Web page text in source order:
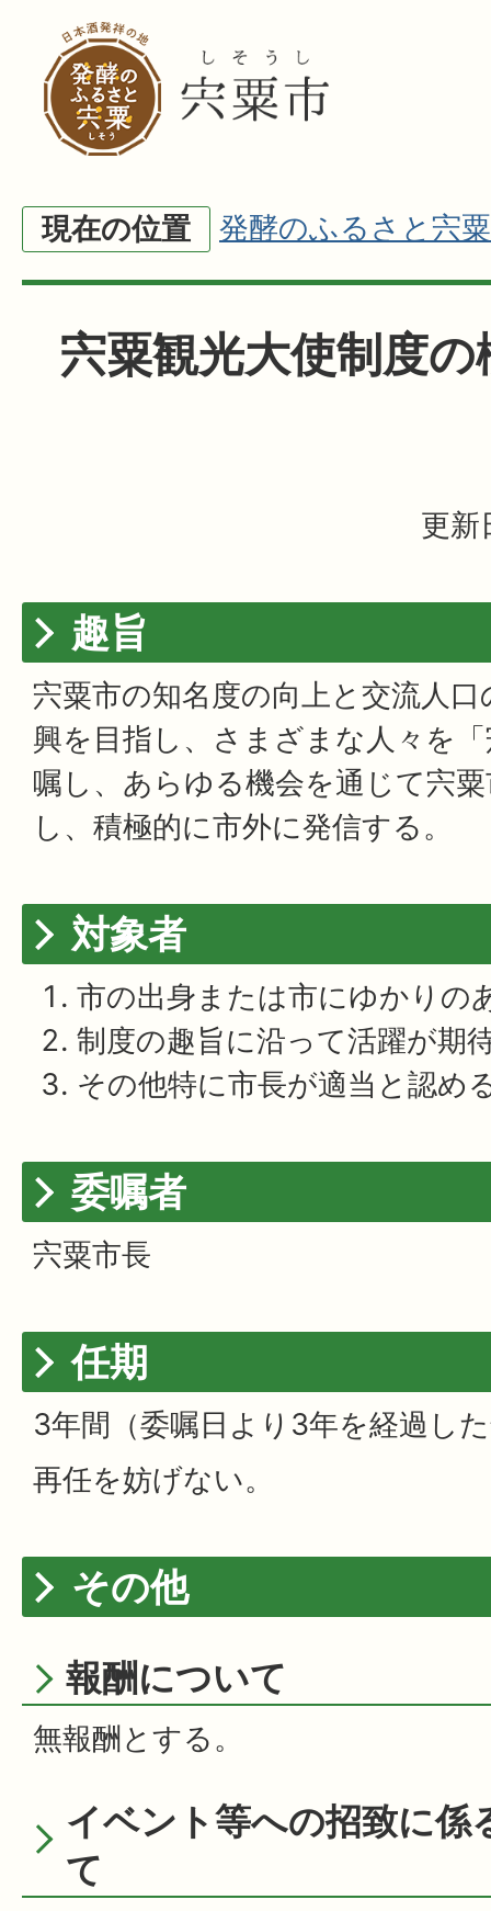
現在の位置 発酵のふるさと宍粟
宍粟観光大使制度の
更新
趣旨
宍粟市の知名度の向上と交流人
興を目指し、さまざまな人々を
嘱し、あらゆる機会を通じて宍
し、積極的に市外に発信する。
対象者
市の出身または市にゆかりの
制度の趣旨に沿って活躍が期
その他特に市長が適当と認め
委嘱者
宍粟市長
任期
3年間（委嘱日より3年を経過し
再任を妨げない。
その他
報酬について
無報酬とする。
イベント等への招致に係
て